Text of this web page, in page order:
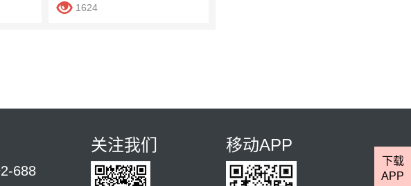
下载
APP
1624
688
关注我们 移动APP